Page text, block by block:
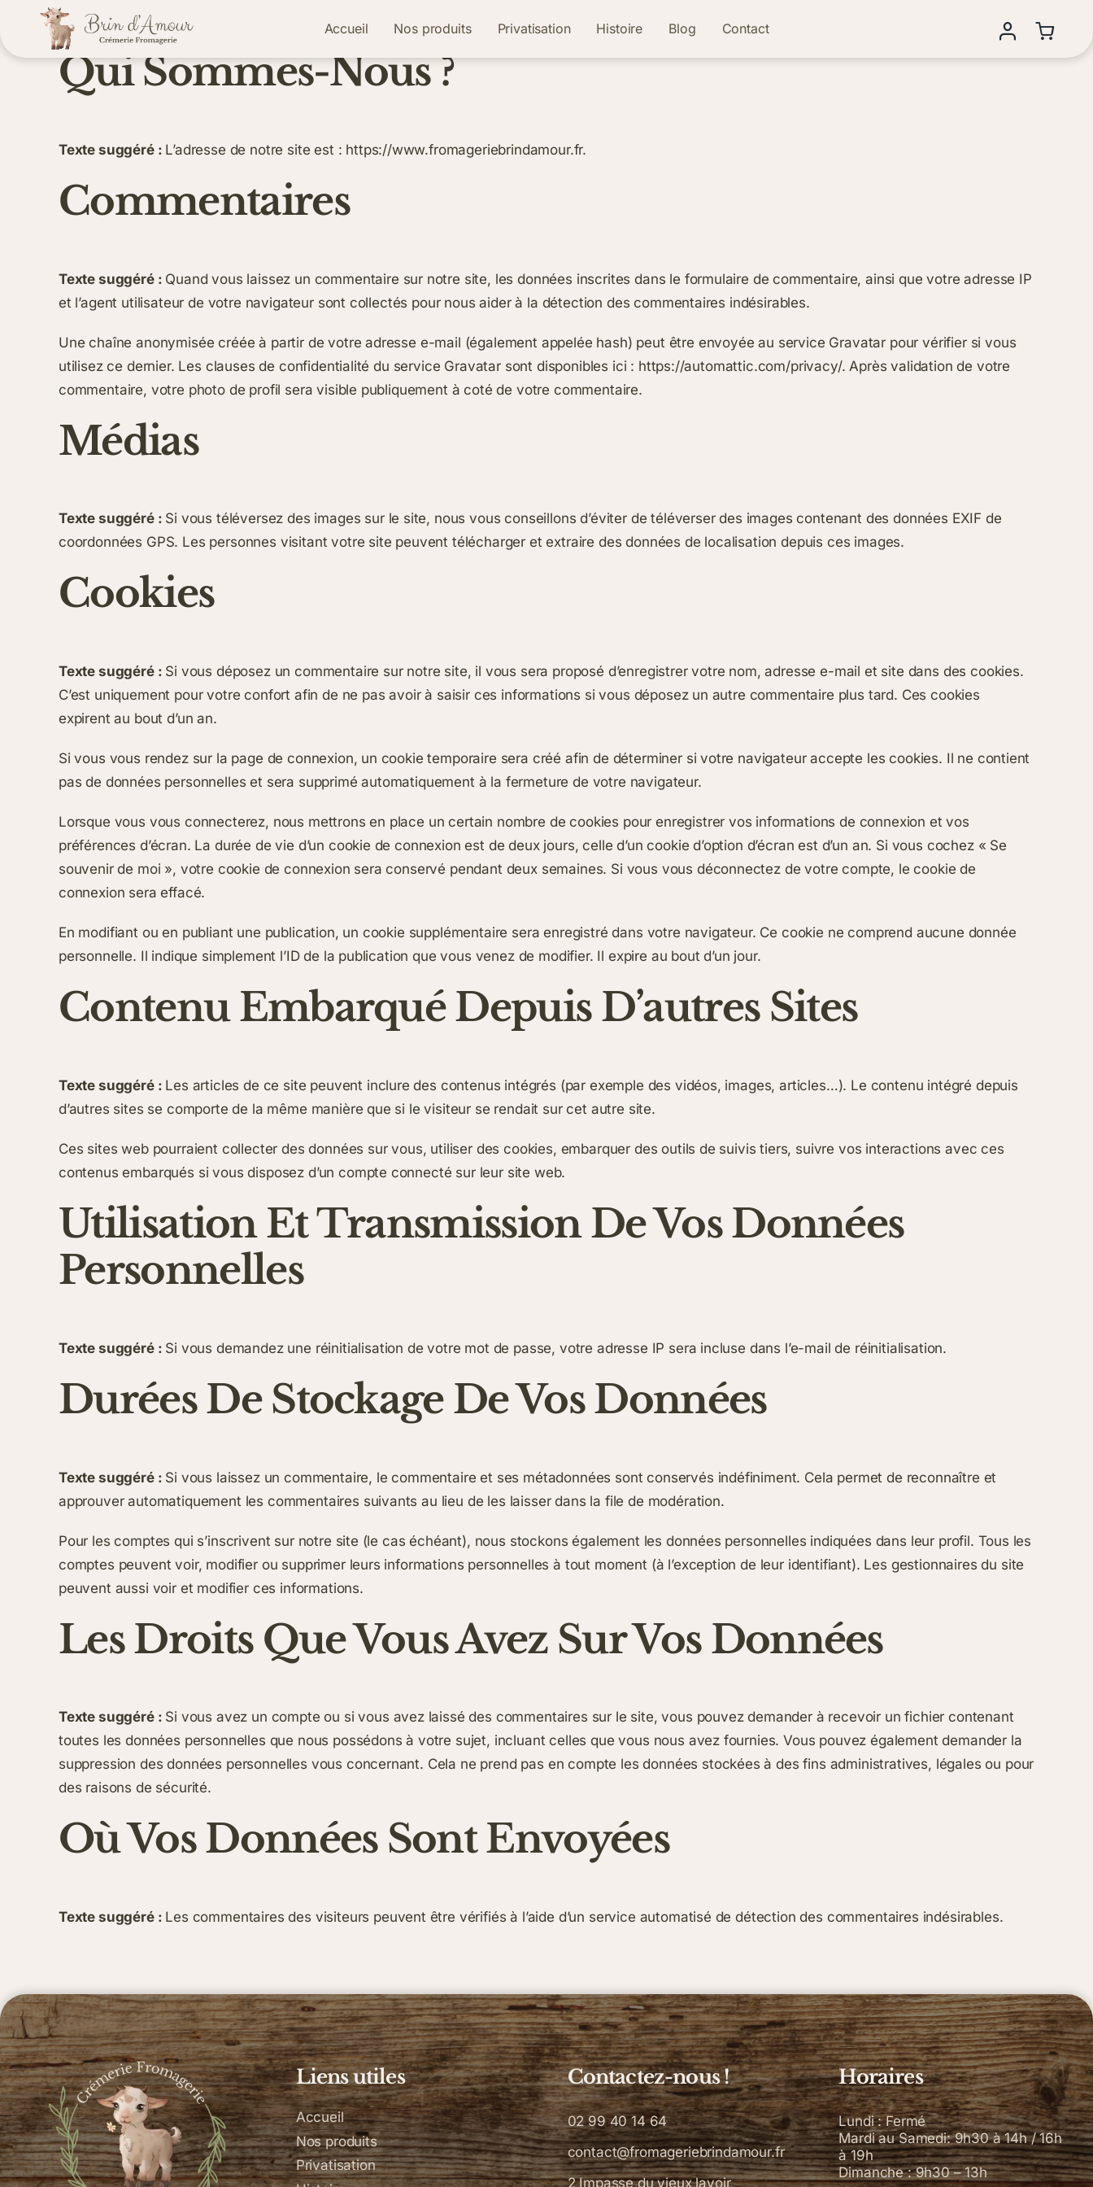
content
Accueil Nos produits Privatisation Histoire Blog Contact
Qui Sommes-Nous ?
Texte suggéré : L’adresse de notre site est : https://www.fromageriebrindamour.fr.
Commentaires
Texte suggéré : Quand vous laissez un commentaire sur notre site, les données inscrites dans le formulaire de commentaire, ainsi que votre adresse IP
et l’agent utilisateur de votre navigateur sont collectés pour nous aider à la détection des commentaires indésirables.
Une chaîne anonymisée créée à partir de votre adresse e-mail (également appelée hash) peut être envoyée au service Gravatar pour vérifier si vous
utilisez ce dernier. Les clauses de confidentialité du service Gravatar sont disponibles ici : https://automattic.com/privacy/. Après validation de votre
commentaire, votre photo de profil sera visible publiquement à coté de votre commentaire.
Médias
Texte suggéré : Si vous téléversez des images sur le site, nous vous conseillons d’éviter de téléverser des images contenant des données EXIF de
coordonnées GPS. Les personnes visitant votre site peuvent télécharger et extraire des données de localisation depuis ces images.
Cookies
Texte suggéré : Si vous déposez un commentaire sur notre site, il vous sera proposé d’enregistrer votre nom, adresse e-mail et site dans des cookies.
C’est uniquement pour votre confort afin de ne pas avoir à saisir ces informations si vous déposez un autre commentaire plus tard. Ces cookies
expirent au bout d’un an.
Si vous vous rendez sur la page de connexion, un cookie temporaire sera créé afin de déterminer si votre navigateur accepte les cookies. Il ne contient
pas de données personnelles et sera supprimé automatiquement à la fermeture de votre navigateur.
Lorsque vous vous connecterez, nous mettrons en place un certain nombre de cookies pour enregistrer vos informations de connexion et vos
préférences d’écran. La durée de vie d’un cookie de connexion est de deux jours, celle d’un cookie d’option d’écran est d’un an. Si vous cochez « Se
souvenir de moi », votre cookie de connexion sera conservé pendant deux semaines. Si vous vous déconnectez de votre compte, le cookie de
connexion sera effacé.
En modifiant ou en publiant une publication, un cookie supplémentaire sera enregistré dans votre navigateur. Ce cookie ne comprend aucune donnée
personnelle. Il indique simplement l’ID de la publication que vous venez de modifier. Il expire au bout d’un jour.
Contenu Embarqué Depuis D’autres Sites
Texte suggéré : Les articles de ce site peuvent inclure des contenus intégrés (par exemple des vidéos, images, articles…). Le contenu intégré depuis
d’autres sites se comporte de la même manière que si le visiteur se rendait sur cet autre site.
Ces sites web pourraient collecter des données sur vous, utiliser des cookies, embarquer des outils de suivis tiers, suivre vos interactions avec ces
contenus embarqués si vous disposez d’un compte connecté sur leur site web.
Utilisation Et Transmission De Vos Données
Personnelles
Texte suggéré : Si vous demandez une réinitialisation de votre mot de passe, votre adresse IP sera incluse dans l’e-mail de réinitialisation.
Durées De Stockage De Vos Données
Texte suggéré : Si vous laissez un commentaire, le commentaire et ses métadonnées sont conservés indéfiniment. Cela permet de reconnaître et
approuver automatiquement les commentaires suivants au lieu de les laisser dans la file de modération.
Pour les comptes qui s’inscrivent sur notre site (le cas échéant), nous stockons également les données personnelles indiquées dans leur profil. Tous les
comptes peuvent voir, modifier ou supprimer leurs informations personnelles à tout moment (à l’exception de leur identifiant). Les gestionnaires du site
peuvent aussi voir et modifier ces informations.
Les Droits Que Vous Avez Sur Vos Données
Texte suggéré : Si vous avez un compte ou si vous avez laissé des commentaires sur le site, vous pouvez demander à recevoir un fichier contenant
toutes les données personnelles que nous possédons à votre sujet, incluant celles que vous nous avez fournies. Vous pouvez également demander la
suppression des données personnelles vous concernant. Cela ne prend pas en compte les données stockées à des fins administratives, légales ou pour
des raisons de sécurité.
Où Vos Données Sont Envoyées
Texte suggéré : Les commentaires des visiteurs peuvent être vérifiés à l’aide d’un service automatisé de détection des commentaires indésirables.
Liens utiles
Accueil
Nos produits
Privatisation
Contactez-nous !
02 99 40 14 64
contact@fromageriebrindamour.fr
2 Impasse du vieux lavoir,
Horaires
Lundi : Fermé
Mardi au Samedi: 9h30 à 14h / 16h
à 19h
Dimanche : 9h30 – 13h